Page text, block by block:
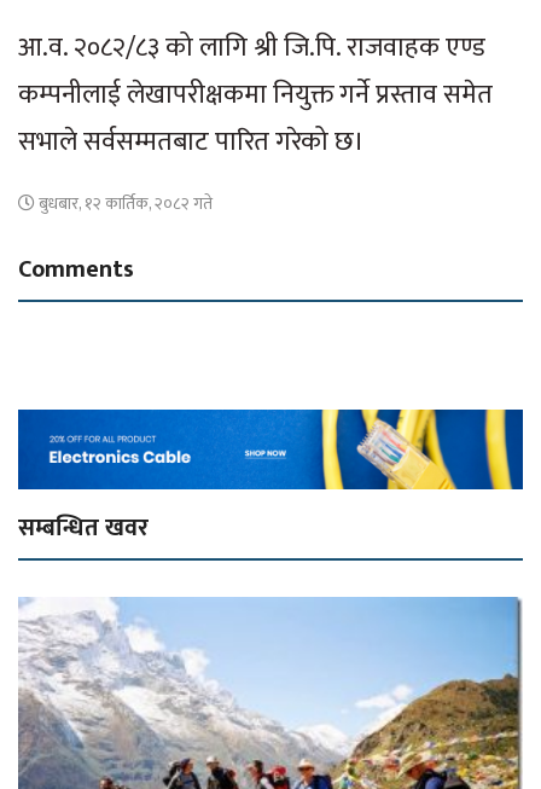
आ.व. २०८२/८३ को लागि श्री जि.पि. राजवाहक एण्ड
कम्पनीलाई लेखापरीक्षकमा नियुक्त गर्ने प्रस्ताव समेत
सभाले सर्वसम्मतबाट पारित गरेको छ।
बुधबार, १२ कार्तिक, २०८२ गते
Comments
सम्बन्धित खवर